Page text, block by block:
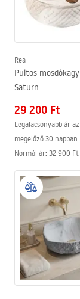
Rea
Pultos
Saturn
29 200 Ft
Legalacsonyabb ár
megelőző 30 napban:
Normál ár: 32 900 Ft